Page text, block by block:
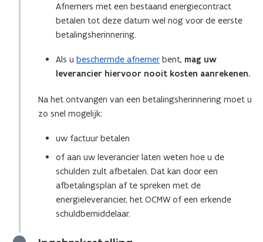
Afnemers met een bestaand energiecontract
betalen tot deze datum wel nog voor de eerste
betalingsherinnering.
Als u beschermde afnemer bent, mag uw
leverancier hiervoor nooit kosten aanrekenen.
Na het ontvangen van een betalingsherinnering moet u
zo snel mogelijk:
uw factuur betalen
of aan uw leverancier laten weten hoe u de
schulden zult afbetalen. Dat kan door een
afbetalingsplan af te spreken met de
energieleverancier, het OCMW of een erkende
schuldbemiddelaar.